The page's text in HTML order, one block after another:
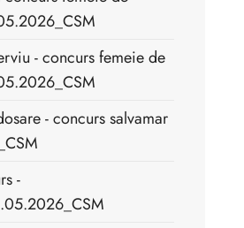
- concurs femeie de
- concurs salvamar
-